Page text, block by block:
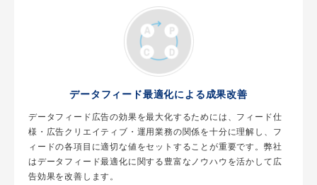
データフィード最適化による成果改善
データフィード広告の効果を最大化するためには、フィード仕
様・広告クリエイティブ・運用業務の関係を十分に理解し、フ
ィードの各項目に適切な値をセットすることが重要です。弊社
はデータフィード最適化に関する豊富なノウハウを活かして広
告効果を改善します。